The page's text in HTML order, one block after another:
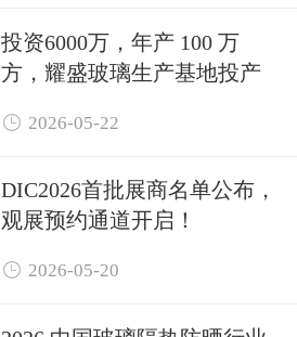
投资6000万，年产 100 万
方，耀盛玻璃生产基地投产
 2026-05-22
DIC2026首批展商名单公布，
观展预约通道开启！
 2026-05-20